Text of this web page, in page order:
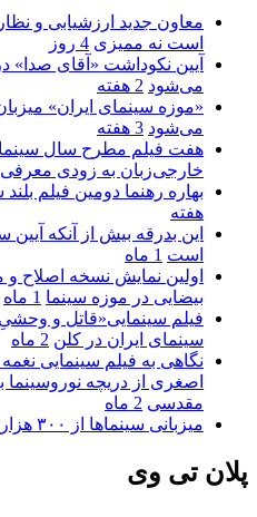
معاون جدید ارزشیابی و
است نه ممیزی 4 روز
آیین نکوداشت «آقای صدا»
می‌شود 2 هفته
«موزه سینمای ایران»
می‌شود 3 هفته
هفت فیلم مطرح سال سینمای
خارجی‌زبان به زودی
بهاره رهنما دومین فیلم
هفته
این بدرقه بیش از آنکه
است 1 ماه
اولین نمایش نسخه
بیضایی در موزه سینما 1 ماه
فیلم سینمایی«قاتل و
سینمای ایران در کلن 2 ماه
نگاهی به فیلم سینمایی
اصغری از دریچه نوروسینما
مقدسی 2 ماه
میزبانی سینماها از ۳۰۰ هزار مخاطب در هفته گذشته
پلان تی وی